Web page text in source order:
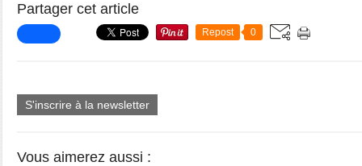
Partager cet article
Repost 0
S'inscrire à la newsletter
Vous aimerez aussi :